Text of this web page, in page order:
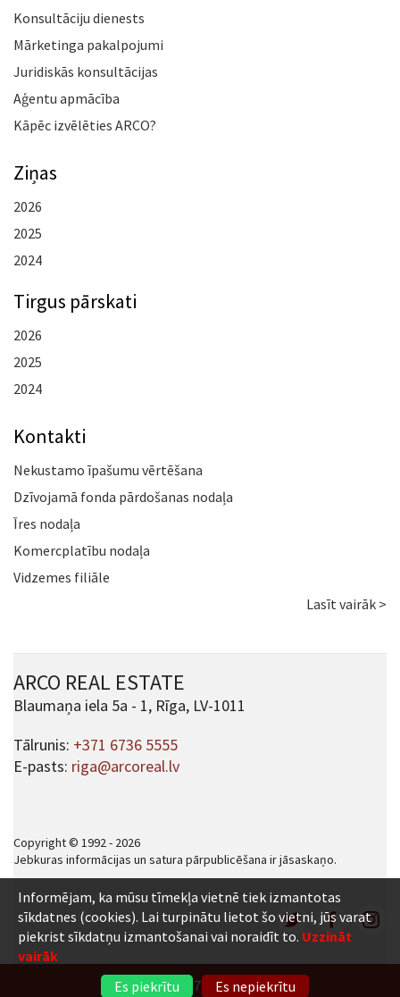
+371 6736 5555
Konsultāciju dienests
Mārketinga pakalpojumi
Juridiskās konsultācijas
Aģentu apmācība
Kāpēc izvēlēties ARCO?
Ziņas
2026
2025
2024
Tirgus pārskati
2026
2025
2024
Kontakti
Nekustamo īpašumu vērtēšana
Dzīvojamā fonda pārdošanas nodaļa
Īres nodaļa
Komercplatību nodaļa
Vidzemes filiāle
Lasīt vairāk >
ARCO REAL ESTATE
Blaumaņa iela 5a - 1, Rīga, LV-1011
Tālrunis: +371 6736 5555
E-pasts: riga@arcoreal.lv
Copyright © 1992 - 2026
Jebkuras informācijas un satura pārpublicēšana ir jāsaskaņo.
Informējam, ka mūsu tīmekļa vietnē tiek izmantotas
sīkdatnes (cookies). Lai turpinātu lietot šo vietni, jūs varat
piekrist sīkdatņu izmantošanai vai noraidīt to. Uzzināt
vairāk
Es piekrītu
Es nepiekrītu